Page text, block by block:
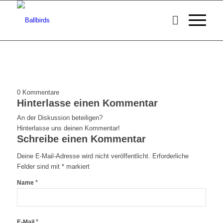
0 Kommentare
Hinterlasse einen Kommentar
An der Diskussion beteiligen?
Hinterlasse uns deinen Kommentar!
Schreibe einen Kommentar
Deine E-Mail-Adresse wird nicht veröffentlicht. Erforderliche
Felder sind mit *markiert
Name *